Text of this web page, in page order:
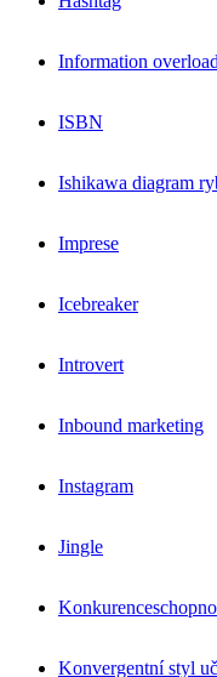
Information overload
ISBN
Ishikawa diagram
Imprese
Icebreaker
Introvert
Inbound marketing
Instagram
Jingle
Konvergentní styl